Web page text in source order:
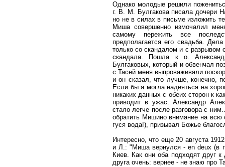
Однако молодые решили
г. В. М. Булгакова писала дочери
но не в силах в письме изложить
Миша совершенно измочалил
самому пережить все
предполагается его свадьба.
только со скандалом и с разрывом
скандала. Пошла к о.
Булгаковых, который и обвенчал
с Тасей меня выпроваживали
и он сказал, что лучше, конечно,
Если бы я могла надеяться на
никаких данных с обеих сторон к
приводит в ужас. Александр
стало легче после разговора с
обратить Мишино внимание на всю
гуся вода!), призывал Божье
Интересно, что еще 20 августа
и Л.: "Миша вернулся - en deux (в
Киев. Как они оба подходят друг
друга очень: вернее - не знаю про